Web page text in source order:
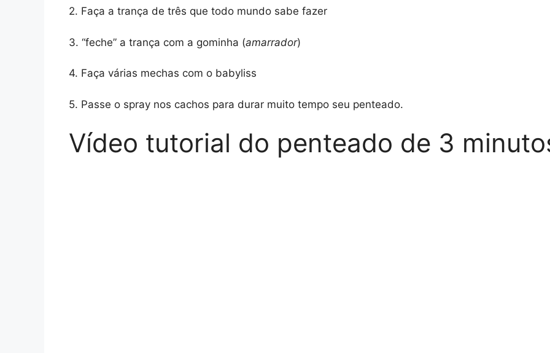
2. Faça a trança de três que todo mundo sabe fazer
3. “feche” a trança com a gominha (amarrador)
4. Faça várias mechas com o babyliss
5. Passe o spray nos cachos para durar muito tempo seu penteado.
Vídeo tutorial do penteado de 3